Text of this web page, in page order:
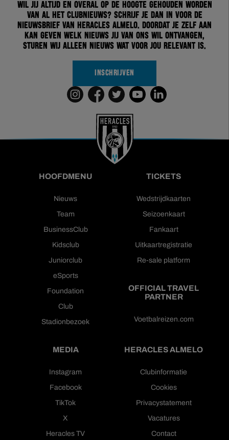
Wil jij altijd en overal op de hoogte gehouden worden
van al het clubnieuws? Schrijf je dan in voor de
nieuwsbrief van Heracles Almelo. Doordat je zelf aan
kan geven welk nieuws jij van ons wil ontvangen,
sturen wij alleen nieuws wat voor jou relevant is.
INSCHRIJVEN
HOOFDMENU
Nieuws
Team
BusinessClub
Kidsclub
Juniorclub
eSports
Foundation
Club
Stadionbezoek
TICKETS
Wedstrijdkaarten
Seizoenkaart
Fankaart
Uitkaartregistratie
Re-sale platform
OFFICIAL TRAVEL
PARTNER
Voetbalreizen.com
MEDIA
Instagram
Facebook
TikTok
X
Heracles TV
HERACLES ALMELO
Clubinformatie
Cookies
Privacystatement
Vacatures
Contact